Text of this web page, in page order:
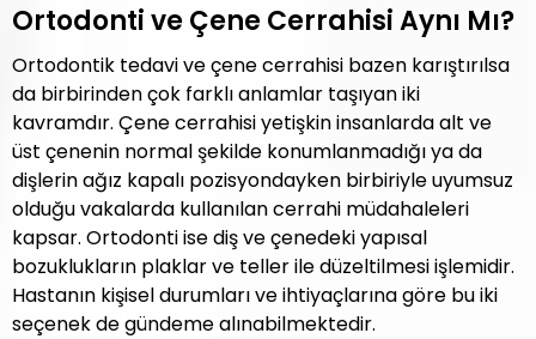
Ortodonti ve Çene Cerrahisi Aynı Mı?
Ortodontik tedavi ve çene cerrahisi bazen karıştırılsa
da birbirinden çok farklı anlamlar taşıyan iki
kavramdır. Çene cerrahisi yetişkin insanlarda alt ve
üst çenenin normal şekilde konumlanmadığı ya da
dişlerin ağız kapalı pozisyondayken birbiriyle uyumsuz
olduğu vakalarda kullanılan cerrahi müdahaleleri
kapsar. Ortodonti ise diş ve çenedeki yapısal
bozuklukların plaklar ve teller ile düzeltilmesi işlemidir.
Hastanın kişisel durumları ve ihtiyaçlarına göre bu iki
seçenek de gündeme alınabilmektedir.